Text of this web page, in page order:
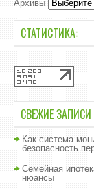
Архивы
СТАТИСТИКА:
СВЕЖИЕ ЗАПИСИ
Как система
безопасность
Семейная
нюансы